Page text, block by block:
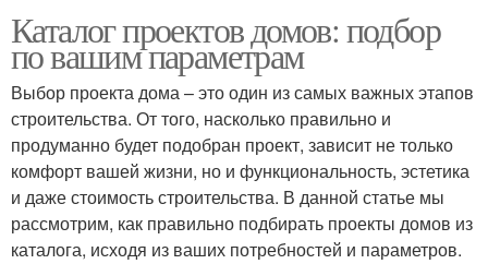
Каталог проектов домов: подбор
по вашим параметрам
Выбор проекта дома – это один из самых важных этапов
строительства. От того, насколько правильно и
продуманно будет подобран проект, зависит не только
комфорт вашей жизни, но и функциональность, эстетика
и даже стоимость строительства. В данной статье мы
рассмотрим, как правильно подбирать проекты домов из
каталога, исходя из ваших потребностей и параметров.